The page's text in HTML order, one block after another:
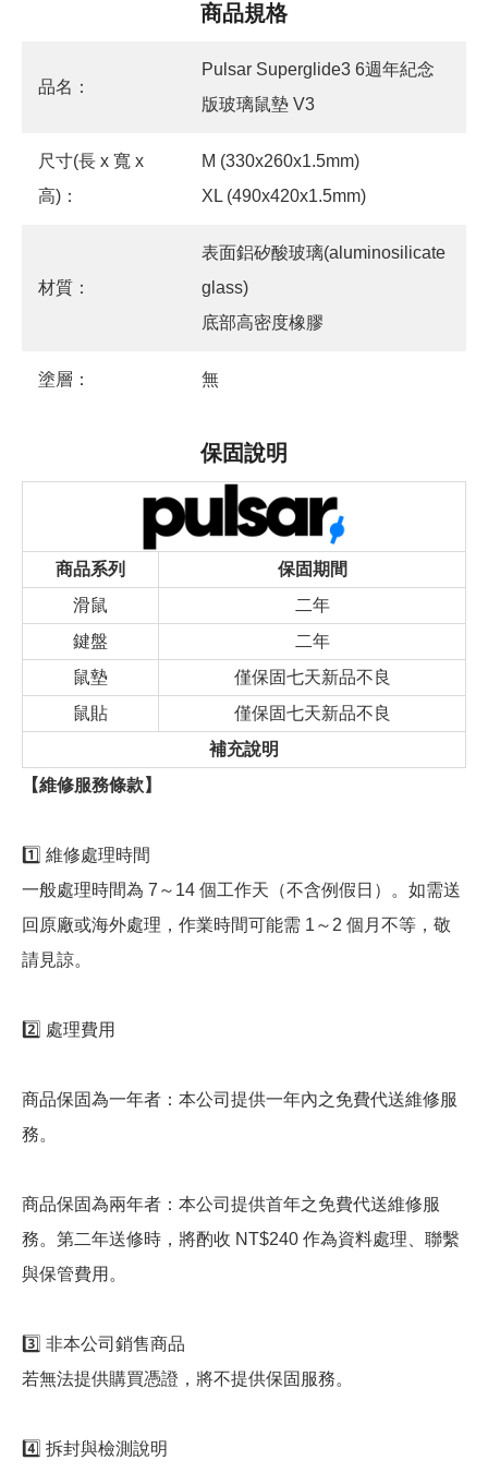
商品規格
品名：
Pulsar Superglide3 6週年紀念
版玻璃鼠墊 V3
尺寸(長 x 寬 x
高)：
M (330x260x1.5mm)
XL (490x420x1.5mm)
材質：
表面鋁矽酸玻璃(aluminosilicate
glass)
底部高密度橡膠
塗層： 無
保固說明
商品系列
保固期間
滑鼠
二年
鍵盤
二年
鼠墊
僅保固七天新品不良
鼠貼
僅保固七天新品不良
補充說明
【維修服務條款】
1️⃣ 維修處理時間
一般處理時間為 7～14 個工作天（不含例假日）。如需送
回原廠或海外處理，作業時間可能需 1～2 個月不等，敬
請見諒。
2️⃣ 處理費用
商品保固為一年者：本公司提供一年內之免費代送維修服
務。
商品保固為兩年者：本公司提供首年之免費代送維修服
務。第二年送修時，將酌收 NT$240 作為資料處理、聯繫
與保管費用。
3️⃣ 非本公司銷售商品
若無法提供購買憑證，將不提供保固服務。
4️⃣ 拆封與檢測說明